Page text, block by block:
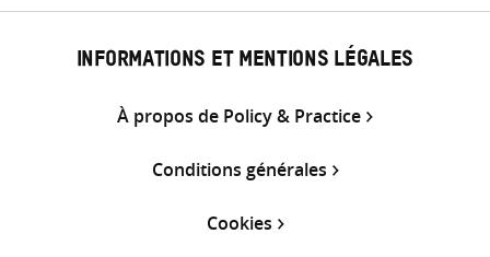
INFORMATIONS ET MENTIONS LÉGALES
À propos de Policy & Practice
Conditions générales
Cookies